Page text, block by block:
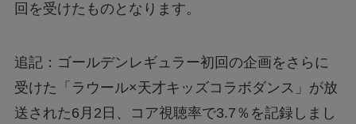
回を受けたものとなります。
追記：ゴールデンレギュラー初回の企画をさらに
受けた「ラウール×天才キッズコラボダンス」が放
送された6月2日、コア視聴率で3.7％を記録しまし